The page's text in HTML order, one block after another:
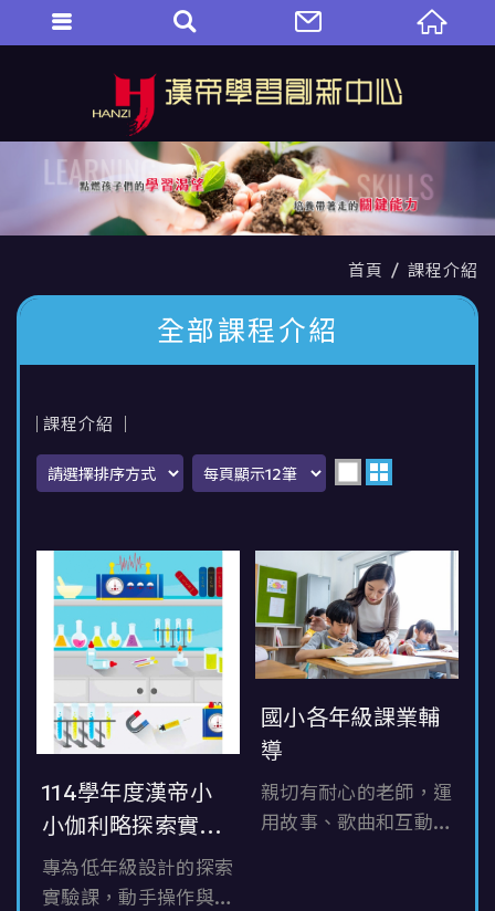
首頁 課程介紹
全部課程介紹
課程介紹
114學年度漢帝小
小伽利略探索實驗
課招生中 給小一、
小二孩子的第一堂
專為低年級設計的探索
實驗課，動手操作與趣
國小各年級課業輔
導
親切有耐心的老師，運
用故事、歌曲和互動遊